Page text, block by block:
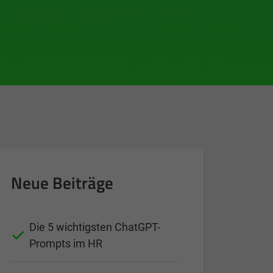
Neue Beiträge
Die 5 wichtigsten ChatGPT-
Prompts im HR